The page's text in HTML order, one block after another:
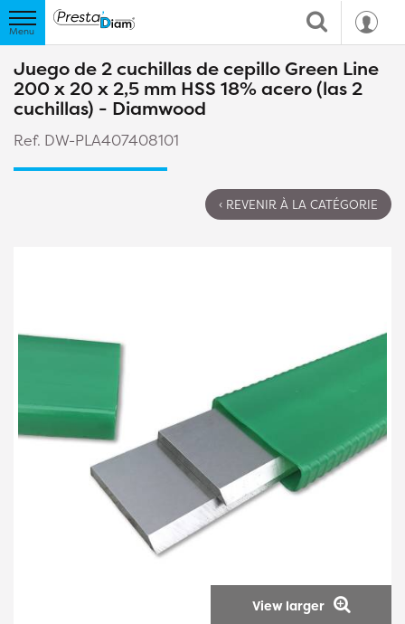
Juego de 2 cuchillas de cepillo Green Line
200 x 20 x 2,5 mm HSS 18% acero (las 2
cuchillas) - Diamwood
Ref. DW-PLA407408101
‹ REVENIR À LA CATÉGORIE
View larger